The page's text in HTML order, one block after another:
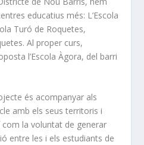
educatius més: L’Escola
Turó de Roquetes,
Al proper curs,
l’Escola Àgora, del barri
és acompanyar als
amb els seus territoris i
la voluntat de generar
entre les i els estudiants de